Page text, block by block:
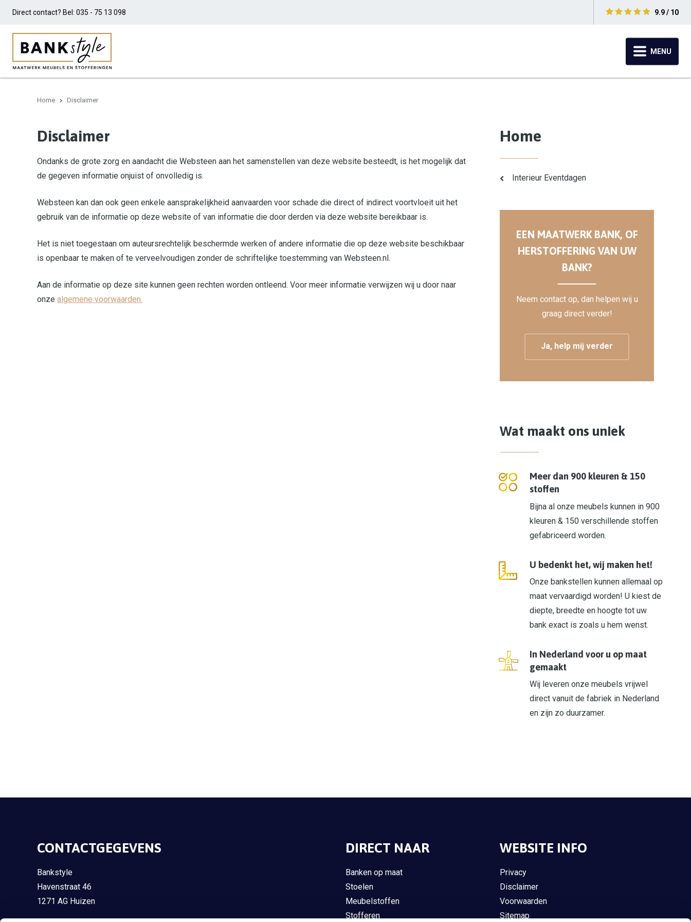
Direct contact? Bel: 035 - 75 13 098 9.9 / 10
MENU
Home Disclaimer
Disclaimer
Ondanks de grote zorg en aandacht die Websteen aan het samenstellen van deze website besteedt, is het mogelijk dat
de gegeven informatie onjuist of onvolledig is.
Websteen kan dan ook geen enkele aansprakelijkheid aanvaarden voor schade die direct of indirect voortvloeit uit het
gebruik van de informatie op deze website of van informatie die door derden via deze website bereikbaar is.
Het is niet toegestaan om auteursrechtelijk beschermde werken of andere informatie die op deze website beschikbaar
is openbaar te maken of te verveelvoudigen zonder de schriftelijke toestemming van Websteen.nl.
Aan de informatie op deze site kunnen geen rechten worden ontleend. Voor meer informatie verwijzen wij u door naar
onze algemene voorwaarden.
Home
Interieur Eventdagen
EEN MAATWERK BANK, OF
HERSTOFFERING VAN UW
BANK?
Neem contact op, dan helpen wij u
graag direct verder!
Ja, help mij verder
Wat maakt ons uniek
Meer dan 900 kleuren & 150
stoffen
Bijna al onze meubels kunnen in 900
kleuren & 150 verschillende stoffen
gefabriceerd worden.
U bedenkt het, wij maken het!
Onze bankstellen kunnen allemaal op
maat vervaardigd worden! U kiest de
diepte, breedte en hoogte tot uw
bank exact is zoals u hem wenst.
In Nederland voor u op maat
gemaakt
Wij leveren onze meubels vrijwel
direct vanuit de fabriek in Nederland
en zijn zo duurzamer.
CONTACTGEGEVENS
Bankstyle
Havenstraat 46
1271 AG Huizen
DIRECT NAAR
Banken op maat
Stoelen
Meubelstoffen
Stofferen
WEBSITE INFO
Privacy
Disclaimer
Voorwaarden
Sitemap